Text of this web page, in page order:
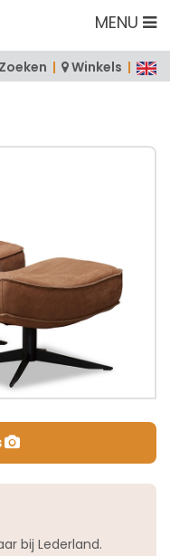
MENU
Zoeken | Winkels |
bij Lederland.